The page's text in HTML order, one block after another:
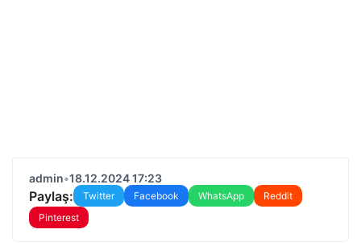
admin•18.12.2024 17:23
Paylaş: Twitter Facebook WhatsApp
Reddit
Pinterest